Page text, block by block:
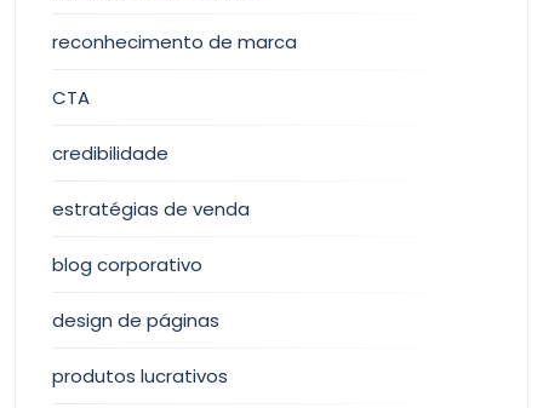
reconhecimento de marca
CTA
credibilidade
estratégias de venda
blog corporativo
design de páginas
produtos lucrativos